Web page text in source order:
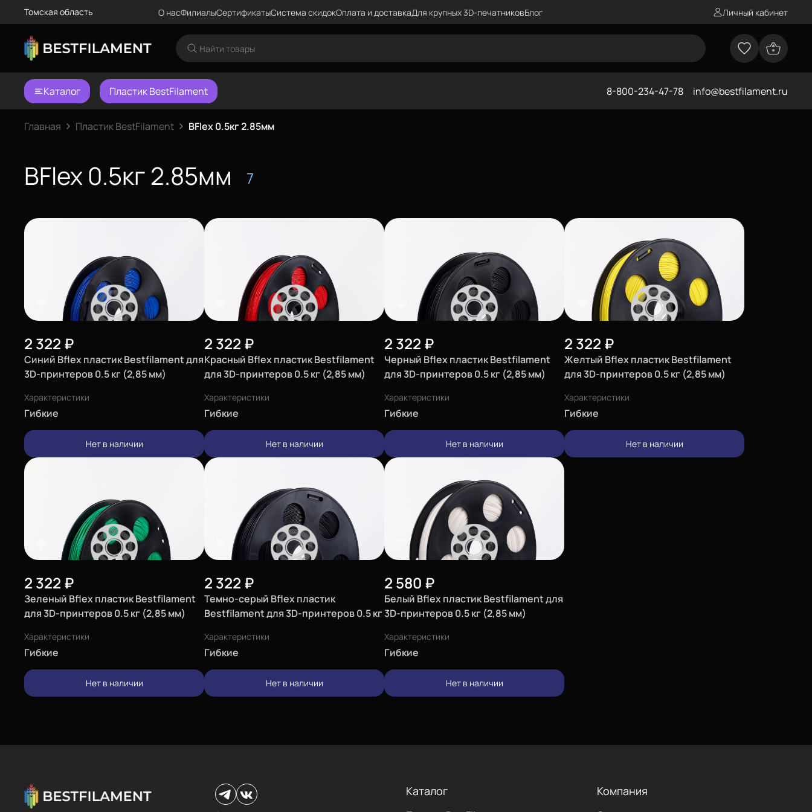
Томская область О насФилиалыСертификатыСистема скидокОплата и доставкаДля крупных 3D-печатниковБлог Личный кабинет
Каталог Пластик BestFilament 8-800-234-47-78 info@bestfilament.ru
Главная Пластик BestFilament BFlex 0.5кг 2.85мм
BFlex 0.5кг 2.85мм 7
2 322 ₽
Синий Bflex пластик Bestfilament для
3D-принтеров 0.5 кг (2,85 мм)
Характеристики
Гибкие
Нет в наличии
2 322 ₽
Красный Bflex пластик Bestfilament
для 3D-принтеров 0.5 кг (2,85 мм)
Характеристики
Гибкие
Нет в наличии
2 322 ₽
Черный Bflex пластик Bestfilament
для 3D-принтеров 0.5 кг (2,85 мм)
Характеристики
Гибкие
Нет в наличии
2 322 ₽
Желтый Bflex пластик Bestfilament
для 3D-принтеров 0.5 кг (2,85 мм)
Характеристики
Гибкие
Нет в наличии
2 322 ₽
Зеленый Bflex пластик Bestfilament
для 3D-принтеров 0.5 кг (2,85 мм)
Характеристики
Гибкие
Нет в наличии
2 322 ₽
Темно-серый Bflex пластик
Bestfilament для 3D-принтеров 0.5 кг
Характеристики
Гибкие
Нет в наличии
2 580 ₽
Белый Bflex пластик Bestfilament для
3D-принтеров 0.5 кг (2,85 мм)
Характеристики
Гибкие
Нет в наличии
Каталог Компания
Наборы
Сопутствующие товары
О нас
Филиалы
Система скидок
Оплата и доставка
Политика конфиденциальности
Мы в социальных сетях
Город
Екатеринбург
8-800-234-47-78
ул.Проезжая дом 9а
Пн-Вс с 10:00 до 18:00